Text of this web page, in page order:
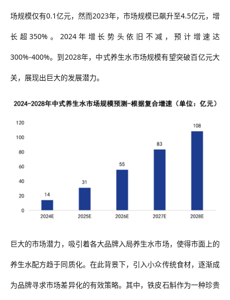
场规模仅有0.1亿元，然而2023年，市场规模已飙升至4.5亿元，增
长超350%。2024年增长势头依旧不减，预计增速达
300%-400%。到2028年，中式养生水市场规模有望突破百亿元大
关，展现出巨大的发展潜力。
巨大的市场潜力 ， 吸引着各大品牌入局养生水市场，使得市面上的
养生水配方趋于同质化。在此背景下，引入小众传统食材，逐渐成
为品牌寻求市场差异化的有效策略。其中，铁皮石斛作为一种珍贵